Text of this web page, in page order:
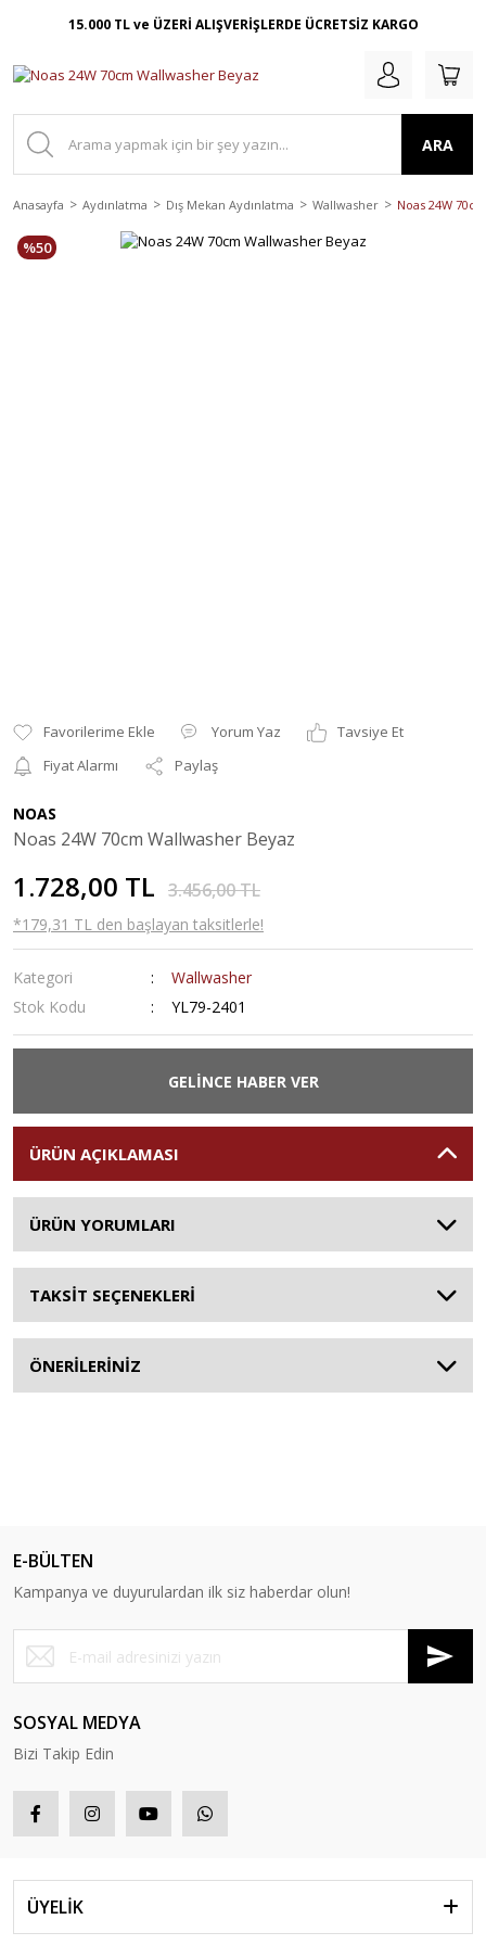
15.000 TL ve ÜZERİ ALIŞVERİŞLERDE ÜCRETSİZ KARGO
ARA
Anasayfa Aydınlatma Dış Mekan Aydınlatma Wallwasher Noas 24W
%50
Yorum Yaz
Tavsiye Et
Fiyat Alarmı
Paylaş
NOAS
Noas 24W 70cm Wallwasher Beyaz
1.728,00 TL 3.456,00 TL
*179,31 TL den başlayan taksitlerle!
Kategori
Wallwasher
Stok Kodu
YL79-2401
GELİNCE HABER VER
ÜRÜN AÇIKLAMASI
ÜRÜN YORUMLARI
TAKSİT SEÇENEKLERİ
ÖNERİLERİNİZ
E-BÜLTEN
Kampanya ve duyurulardan ilk siz haberdar olun!
SOSYAL MEDYA
Bizi Takip Edin
ÜYELİK